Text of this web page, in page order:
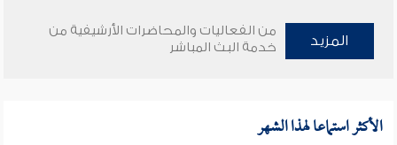
المزيد
من الفعاليات والمحاضرات الأرشيفية من
خدمة البث المباشر
الأكثر استماعا لهذا الشهر